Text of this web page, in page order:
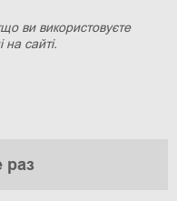
ви використовуєте
на сайті.
раз